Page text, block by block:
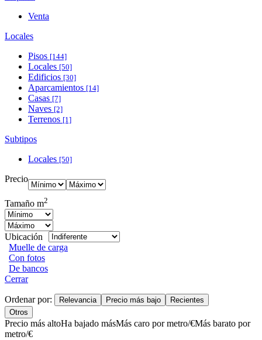
Venta
Locales
Pisos [144]
Locales [50]
Edificios [30]
Aparcamientos [14]
Casas [7]
Naves [2]
Terrenos [1]
Subtipos
Locales [50]
Precio
Tamaño m2
Ubicación
Muelle de carga
Con fotos
De bancos
Cerrar
Ordenar por: Relevancia Precio más bajo
Recientes
Otros
Precio más altoHa bajado másMás caro por metro/€Más barato por
metro/€